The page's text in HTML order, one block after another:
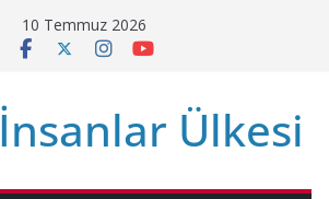
10 Temmuz 2026
Ülkesi